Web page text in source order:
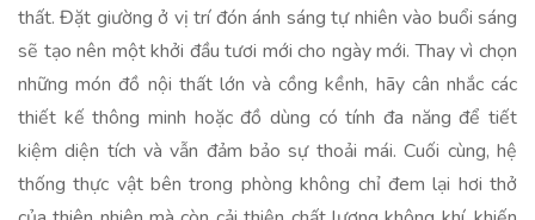
thất. Đặt giường ở vị trí đón ánh sáng tự nhiên vào buổi sáng
sẽ tạo nên một khởi đầu tươi mới cho ngày mới. Thay vì chọn
những món đồ nội thất lớn và cồng kềnh, hãy cân nhắc các
thiết kế thông minh hoặc đồ dùng có tính đa năng để tiết
kiệm diện tích và vẫn đảm bảo sự thoải mái. Cuối cùng, hệ
thống thực vật bên trong phòng không chỉ đem lại hơi thở